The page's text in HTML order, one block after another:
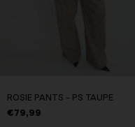
ROSIE PANTS - PS TAUPE
€79,99